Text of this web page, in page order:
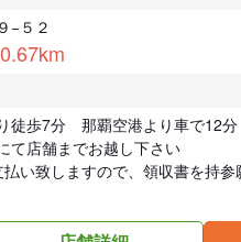
−５２
徒歩7分 那覇空港より車で12分
て店舗までお越し下さい
い致しますので、領収書を持参